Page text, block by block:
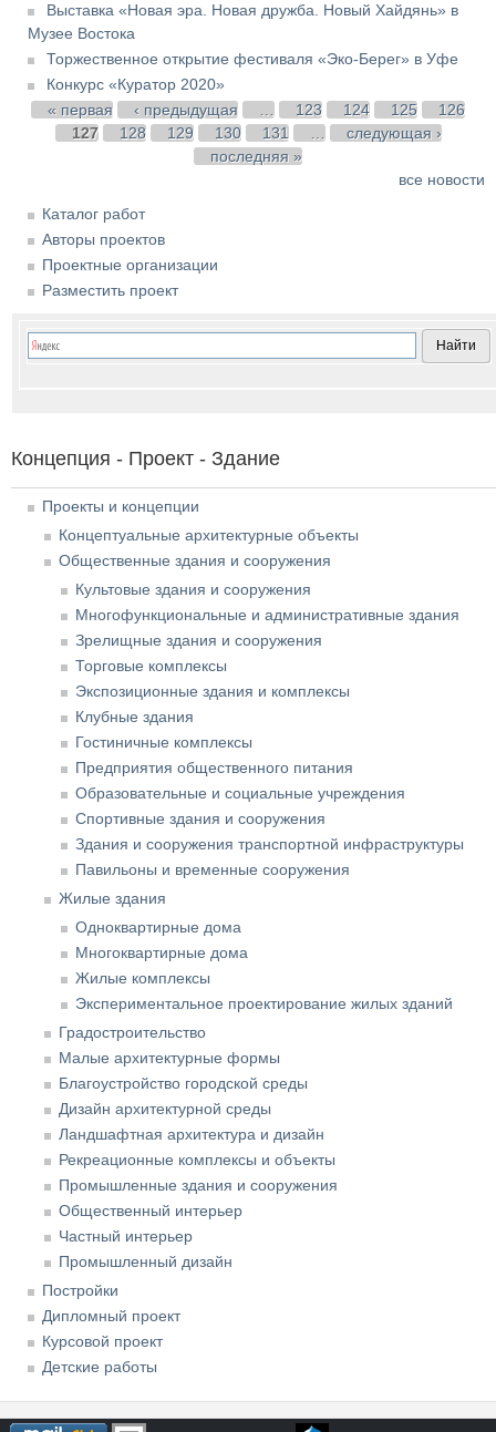
Выставка «Новая эра. Новая дружба. Новый Хайдянь» в
Музее Востока
Торжественное открытие фестиваля «Эко-Берег» в Уфе
Конкурс «Куратор 2020»
Страницы
« первая ‹ предыдущая … 123 124 125
126
127
128 129 130 131 …
следующая ›
последняя »
все новости
Каталог работ
Авторы проектов
Проектные организации
Разместить проект
Концепция - Проект - Здание
Проекты и концепции
Концептуальные архитектурные объекты
Общественные здания и сооружения
Культовые здания и сооружения
Многофункциональные и административные здания
Зрелищные здания и сооружения
Торговые комплексы
Экспозиционные здания и комплексы
Клубные здания
Гостиничные комплексы
Предприятия общественного питания
Образовательные и социальные учреждения
Спортивные здания и сооружения
Здания и сооружения транспортной инфраструктуры
Павильоны и временные сооружения
Жилые здания
Одноквартирные дома
Многоквартирные дома
Жилые комплексы
Экспериментальное проектирование жилых зданий
Градостроительство
Малые архитектурные формы
Благоустройство городской среды
Дизайн архитектурной среды
Ландшафтная архитектура и дизайн
Рекреационные комплексы и объекты
Промышленные здания и сооружения
Общественный интерьер
Частный интерьер
Промышленный дизайн
Постройки
Дипломный проект
Курсовой проект
Детские работы